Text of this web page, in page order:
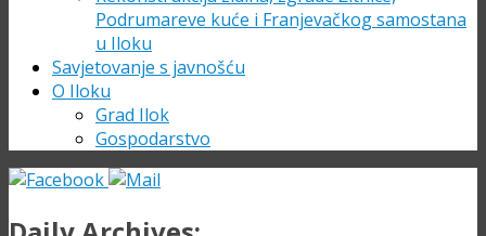
Podrumareve kuće i Franjevačkog samostana
u Iloku
Savjetovanje s javnošću
O Iloku
Grad Ilok
Gospodarstvo